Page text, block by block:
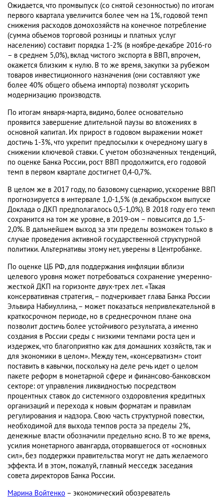
Ожидается, что промвыпуск (со снятой сезонностью) по итогам
первого квартала увеличится более чем на 1%, годовой темп
снижения расходов домохозяйств на конечное потребление
(сумма объемов торговой розницы и платных услуг
населению) составит порядка 1-2% (в ноябре-декабре 2016-го
– в среднем 5,0%), вклад чистого экспорта в ВВП, впрочем,
окажется близким к нулю. В то же время, закупки за рубежом
товаров инвестиционного назначения (они составляют уже
более 40% общего объема импорта) позволят ускорить
модернизацию производств.
По итогам января-марта, видимо, более основательно
проявится завершение длительной паузы во вложениях в
основной капитал. Их прирост в годовом выражении может
достичь 1-3%, что укрепит предпосылки к очередному шагу в
снижении ключевой ставки. С учетом обозначенных тенденций,
по оценке Банка России, рост ВВП продолжится, его годовой
темп в первом квартале достигнет 0,4-0,7%.
В целом же в 2017 году, по базовому сценарию, ускорение ВВП
прогнозируется в интервале 1,0-1,5% (в декабрьском выпуске
Доклада о ДКП предполагалось 0,5-1,0%). В 2018 году его темп
сохранится на том же уровне, в 2019-ом – повысится до 1,5-
2,0%. В дальнейшем выход за эти пределы возможен только в
случае проведения активной государственной структурной
политики. Альтернативы этому нет, уверены в Центробанке.
По оценке ЦБ РФ, для поддержания инфляции вблизи
целевого уровня может потребоваться сохранение умеренно-
жесткой ДКП на горизонте двух-трех лет. «Такая
консервативная стратегия, – подчеркивает глава Банка России
Эльвира Набиуллина, – может показаться непривлекательной в
краткосрочном периоде, но в среднесрочном плане она
позволит достичь более устойчивого результата, а именно
создания в России среды с низкими темпами роста цен и
издержек, что благоприятно как для домашних хозяйств, так и
для экономики в целом». Между тем, «консерватизм» стоит
поставить в кавычки, поскольку на деле речь идет о целом
пакете реформ в монетарной сфере и финансово-банковском
секторе: от управления ликвидностью посредством
процентных ставок до системного оздоровления кредитных
организаций и перехода к новым форматам и правилам
регулирования и надзора. Свою часть структурной повестки,
необходимой для выхода темпов роста за пределы 2%,
денежные власти обозначили предельно ясно. В то же время,
усилия монетарного авангарда, оторвавшегося от «основных
сил», без поддержки правительства могут не дать желаемого
эффекта. И в этом, пожалуй, главный месседж заседания
совета директоров Банка России.
Марина Войтенко – экономический обозреватель